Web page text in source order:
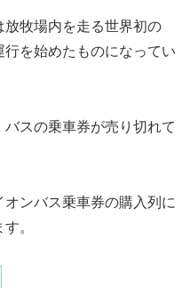
牧場内を走る世界初の
行を始めたものになってい
スの乗車券が売り切れて
ンバス乗車券の購入列に
。